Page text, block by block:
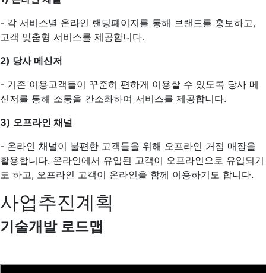
- 각 서비스별 온라인 랜딩페이지를 통해 브랜드를 홍보하고,
고객 맞춤형 서비스를 제공합니다.
2) 당사 메신저
- 기존 이용고객들이 꾸준히 편하게 이용할 수 있도록 당사 메
신저를 통해 소통을 간소화하여 서비스를 제공합니다.
3) 오프라인 채널
- 온라인 채널이 불편한 고객들을 위해 오프라인 거점 매장을
활용합니다. 온라인에서 유입된 고객이 오프라인으로 유입되기
도 하고, 오프라인 고객이 온라인을 함께 이용하기도 합니다.
사업추진계획
기술개발 로드맵